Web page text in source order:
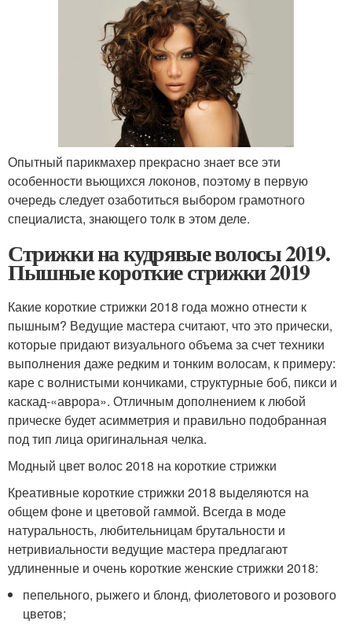
Опытный парикмахер прекрасно знает все эти
особенности вьющихся локонов, поэтому в первую
очередь следует озаботиться выбором грамотного
специалиста, знающего толк в этом деле.
Стрижки на кудрявые волосы 2019.
Пышные короткие стрижки 2019
Какие короткие стрижки 2018 года можно отнести к
пышным? Ведущие мастера считают, что это прически,
которые придают визуального объема за счет техники
выполнения даже редким и тонким волосам, к примеру:
каре с волнистыми кончиками, структурные боб, пикси и
каскад-«аврора». Отличным дополнением к любой
прическе будет асимметрия и правильно подобранная
под тип лица оригинальная челка.
Модный цвет волос 2018 на короткие стрижки
Креативные короткие стрижки 2018 выделяются на
общем фоне и цветовой гаммой. Всегда в моде
натуральность, любительницам брутальности и
нетривиальности ведущие мастера предлагают
удлиненные и очень короткие женские стрижки 2018:
пепельного, рыжего и блонд, фиолетового и розового
цветов;